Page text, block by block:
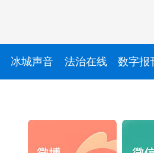
冰城声音 法治在线 数字报